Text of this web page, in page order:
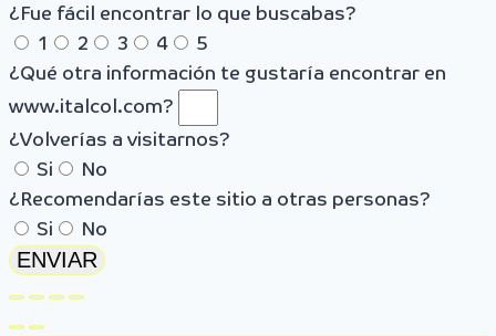
¿Fue fácil encontrar lo que buscabas?
1
2 3 4
5
¿Qué otra información te gustaría encontrar en
www.italcol.com?
¿Volverías a visitarnos?
Si
No
¿Recomendarías este sitio a otras personas?
Si
No
ENVIAR